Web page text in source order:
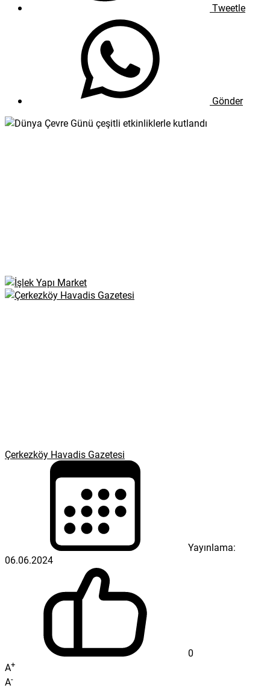
Tweetle
Gönder
Çerkezköy Havadis Gazetesi
Yayınlama:
06.06.2024
0
A+
A-